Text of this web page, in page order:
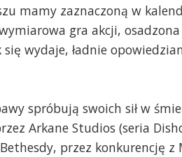
mamy zaznaczoną w
gra akcji,
wydaje, ładnie
spróbują swoich sił w
Arkane Studios (seria
przez konkurencję